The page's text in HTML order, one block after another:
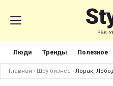
Люди Тренды Полезное
Главная › Шоу бизнес › Лорак,